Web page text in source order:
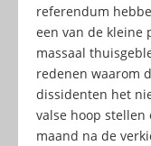
referendum
een van de kleine
massaal
redenen waarom
dissidenten het
valse hoop stellen
maand na de